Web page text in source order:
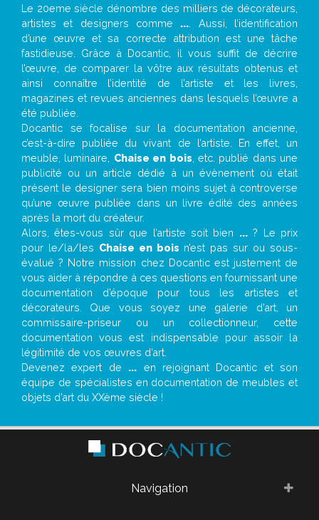
Le 20eme siècle dénombre des milliers de décorateurs,
artistes et designers comme ... . Aussi, l’identification
d’une œuvre et sa correcte attribution est une tâche
fastidieuse. Grâce à Docantic, il vous suffit de décrire
l’œuvre, de comparer la vôtre aux résultats obtenus et
ainsi connaître l’identité de l’artiste et les livres,
magazines et revues anciennes dans lesquels l’œuvre a
été publiée.
Docantic se focalise sur la documentation ancienne,
c’est-à-dire publiée du vivant de l’artiste. En effet, un
meuble, luminaire, Chaise en bois , etc. publié dans une
publicité ou un article dédié à un évènement où était
présent le designer sera bien moins sujet à controverse
qu’une œuvre publiée dans un livre édité des années
après la mort du créateur.
Alors, êtes-vous sûr que l’artiste soit bien ...? Le prix
pour le/la/les Chaise en bois n’est pas sur ou sous-
évalué ? Notre mission chez Docantic est justement de
vous aider à répondre à ces questions en fournissant une
documentation d’époque pour tous les artistes et
décorateurs. Que vous soyez une galerie d’art, un
commissaire-priseur ou un collectionneur, cette
documentation vous est indispensable pour assoir la
légitimité de vos œuvres d’art.
Devenez expert de ... en rejoignant Docantic et son
équipe de spécialistes en documentation de meubles et
objets d’art du XXème siècle !
Navigation